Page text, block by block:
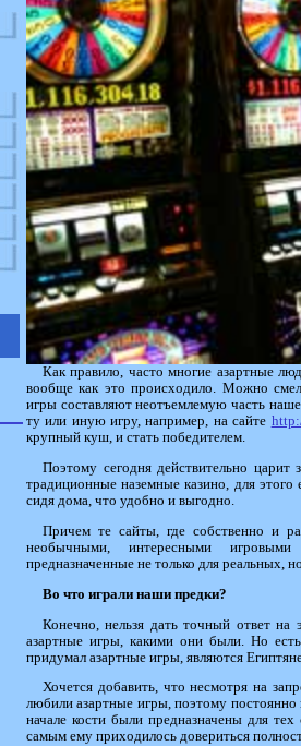
Как правило, часто многие азартные
вообще как это происходило. Можно
игры составляют неотъемлемую часть
ту или иную игру, например, на сайте
крупный куш, и стать победителем.
Поэтому сегодня действительно царит
традиционные наземные казино, для
сидя дома, что удобно и выгодно.
Причем те сайты, где собственно и
необычными, интересными
предназначенные не только для реальных,
Во что играли наши предки?
Конечно, нельзя дать точный ответ на
азартные игры, какими они были. Но
придумал азартные игры, являются
Хочется добавить, что несмотря на
любили азартные игры, поэтому
начале кости были предназначены для
самым ему приходилось довериться